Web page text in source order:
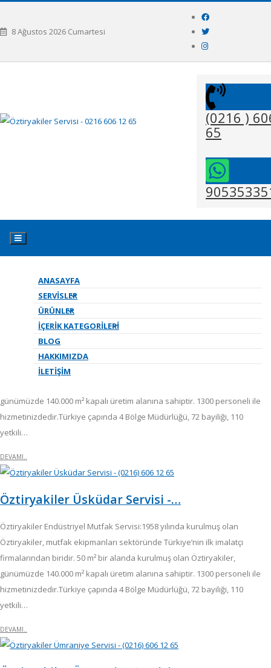
8 Ağustos 2026 Cumartesi
(0216 )
65
ANASAYFA
SERVISLER
ÜRÜNLER
İÇERIK KATEGORILERI
BLOG
HAKKIMIZDA
İLETIŞIM
Öztiryakiler İstanbul Anadolu…
Öztiryakiler Endüstriyel Mutfak Servisi:1958 yılında kurulmuş olan
Öztiryakiler, mutfak ekipmanları sektöründe Türkiye’nin ilk imalatçı
günümüzde 140.000 m² kapalı üretim alanına sahiptir. 1300 personeli ile
hizmetinizdedir.Türkiye çapında 4 Bölge Müdürlüğü, 72 bayiliği, 110
yetkili…
DEVAMI..
Öztiryakiler Üsküdar Servisi -…
Öztiryakiler Endüstriyel Mutfak Servisi:1958 yılında kurulmuş olan
Öztiryakiler, mutfak ekipmanları sektöründe Türkiye’nin ilk imalatçı
firmalarından biridir. 50 m² bir alanda kurulmuş olan Öztiryakiler,
günümüzde 140.000 m² kapalı üretim alanına sahiptir. 1300 personeli ile
hizmetinizdedir.Türkiye çapında 4 Bölge Müdürlüğü, 72 bayiliği, 110
yetkili…
DEVAMI..